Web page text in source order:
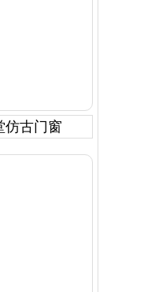
仿古门窗